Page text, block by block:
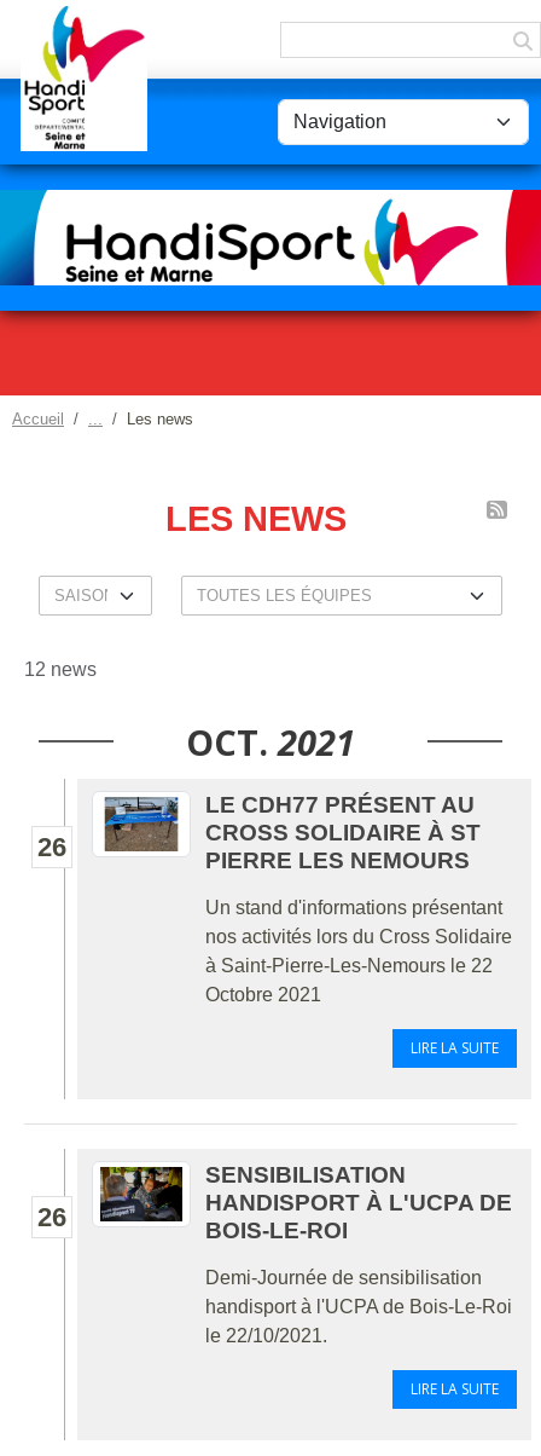
Accueil Les news
LES NEWS
12 news
OCT. 2021
26
LE CDH77 PRÉSENT AU
CROSS SOLIDAIRE À ST
PIERRE LES NEMOURS
Un stand d'informations présentant
nos activités lors du Cross Solidaire
à Saint-Pierre-Les-Nemours le 22
Octobre 2021
LIRE LA SUITE
26
SENSIBILISATION
HANDISPORT À L'UCPA DE
BOIS-LE-ROI
Demi-Journée de sensibilisation
handisport à l'UCPA de Bois-Le-Roi
le 22/10/2021.
LIRE LA SUITE
Panneau de gestion des cookies